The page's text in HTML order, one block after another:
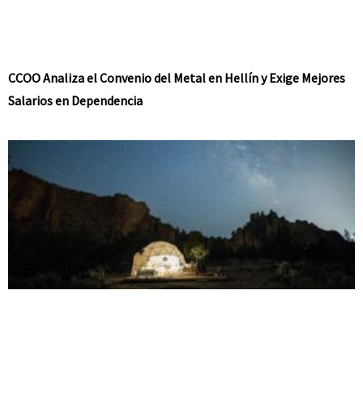
CCOO Analiza el Convenio del Metal en Hellín y Exige Mejores
Salarios en Dependencia